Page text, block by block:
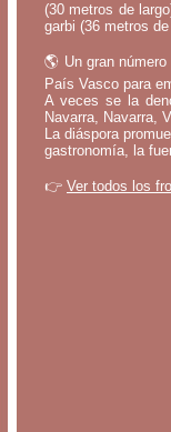
(30 metros de
garbi (36 metros
🌎 Un gran
País Vasco para
A veces se la
Navarra, Navarra,
La diáspora
gastronomía, la
👉 Ver todos los